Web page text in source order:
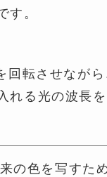
す。
転させなが
る光の波長を
の色を写すた